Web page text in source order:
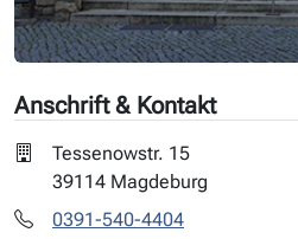
Anschrift & Kontakt
Tessenowstr. 15
39114 Magdeburg
0391-540-4404